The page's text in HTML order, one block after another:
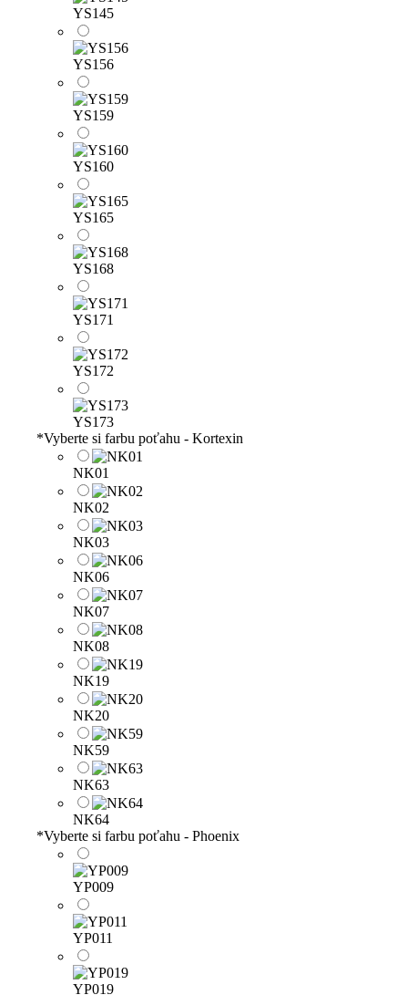
YS145
YS156
YS159
YS160
YS165
YS168
YS171
YS172
YS173
*Vyberte si farbu poťahu - Kortexin
NK01
NK02
NK03
NK06
NK07
NK08
NK19
NK20
NK59
NK63
NK64
*Vyberte si farbu poťahu - Phoenix
YP009
YP011
YP019